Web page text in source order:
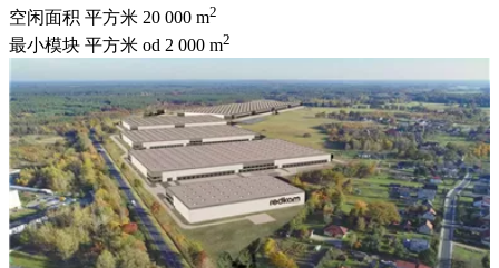
空闲面积 平方米 20 000 m2
最小模块 平方米 od 2 000 m2